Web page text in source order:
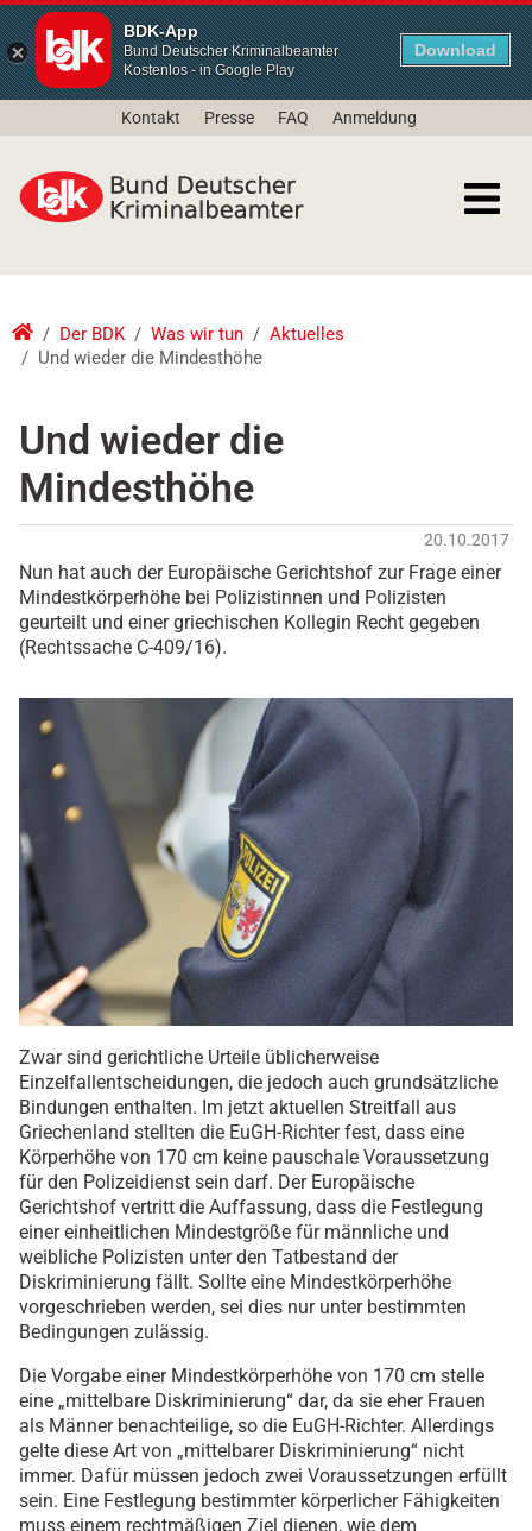
BDK-App
Bund Deutscher Kriminalbeamter
Kostenlos - in Google Play
Download
Kontakt Presse FAQ Anmeldung
Der BDK Was wir tun
Aktuelles
Und wieder die Mindesthöhe
Und wieder die
Mindesthöhe
20.10.2017
Nun hat auch der Europäische Gerichtshof zur Frage einer
Mindestkörperhöhe bei Polizistinnen und Polizisten
geurteilt und einer griechischen Kollegin Recht gegeben
(Rechtssache C-409/16).
Zwar sind gerichtliche Urteile üblicherweise
Einzelfallentscheidungen, die jedoch auch grundsätzliche
Bindungen enthalten. Im jetzt aktuellen Streitfall aus
Griechenland stellten die EuGH-Richter fest, dass eine
Körperhöhe von 170 cm keine pauschale Voraussetzung
für den Polizeidienst sein darf. Der Europäische
Gerichtshof vertritt die Auffassung, dass die Festlegung
einer einheitlichen Mindestgröße für männliche und
weibliche Polizisten unter den Tatbestand der
Diskriminierung fällt. Sollte eine Mindestkörperhöhe
vorgeschrieben werden, sei dies nur unter bestimmten
Bedingungen zulässig.
Die Vorgabe einer Mindestkörperhöhe von 170 cm stelle
eine „mittelbare Diskriminierung“ dar, da sie eher Frauen
als Männer benachteilige, so die EuGH-Richter. Allerdings
gelte diese Art von „mittelbarer Diskriminierung“ nicht
immer. Dafür müssen jedoch zwei Voraussetzungen erfüllt
sein. Eine Festlegung bestimmter körperlicher Fähigkeiten
muss einem rechtmäßigen Ziel dienen, wie dem